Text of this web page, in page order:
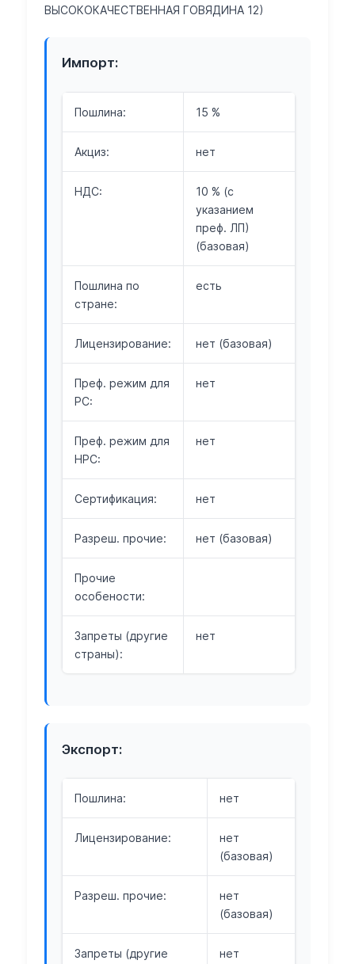
ВЫСОКОКАЧЕСТВЕННАЯ ГОВЯДИНА 12)
Импорт:
Пошлина: 15 %
Акциз: нет
НДС:
10 % (с
указанием
преф. ЛП)
(базовая)
Пошлина по
стране:
есть
Лицензирование: нет (базовая)
Преф. режим для
РС:
нет
Преф. режим для
НРС:
нет
Сертификация: нет
Разреш. прочие: нет (базовая)
Прочие
особености:
Запреты (другие
страны):
нет
Экспорт:
Пошлина: нет
Лицензирование:
нет
(базовая)
Разреш. прочие:
нет
(базовая)
Запреты (другие
нет